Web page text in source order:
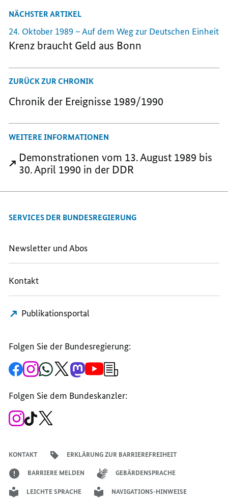
PROTESTBEWEGUNG
SED-
GEGEN
GEGEN
NÄCHSTER ARTIKEL
24. Oktober 1989 – Auf dem Weg zur Deutschen Einheit
Krenz braucht Geld aus Bonn
ZURÜCK ZUR CHRONIK
Chronik der Ereignisse 1989/1990
WEITERE INFORMATIONEN
Demonstrationen vom 13. August 1989 bis
30. April 1990 in der DDR
SERVICES DER BUNDESREGIERUNG
Newsletter und Abos
Kontakt
Publikationsportal
Folgen Sie der Bundesregierung:
Zur
Facebook-
Bundesregierung
Zum
Instagram-
der
Bundesregierung
Zum
WhatsApp-
der
Bundesregierung
Zum
X-
Regierungssprechers
Zum
Mastodon-
der
Bundesregierung
Zum
YouTube-
Bundesregierung
Anmeldung
Folgen Sie dem Bundeskanzler:
Zum
Instagram-
Zum
TikTok-
KONTAKT ERKLÄRUNG ZUR BARRIEREFREIHEIT
BARRIERE MELDEN GEBÄRDENSPRACHE
LEICHTE SPRACHE NAVIGATIONS-HINWEISE